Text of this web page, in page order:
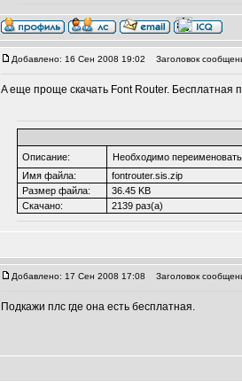
Добавлено: 16 Сен 2008 19:02 Заголовок
A еще проще скачать Font Router. Бесплатная
Описание:
Необходимо
Имя файла:
fontrouter.sis.zip
Размер файла:
36.45 KB
Скачано:
2139 раз(а)
Добавлено: 17 Сен 2008 17:08 Заголовок
Подкажи плс где она есть бесплатная.